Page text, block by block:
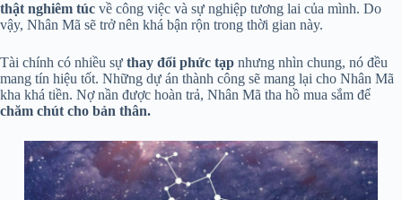
thật nghiêm túc về công việc và sự nghiệp tương lai của mình. Do
vậy, Nhân Mã sẽ trở nên khá bận rộn trong thời gian này.
Tài chính có nhiều sự thay đổi phức tạp nhưng nhìn chung, nó đều
mang tín hiệu tốt. Những dự án thành công sẽ mang lại cho Nhân Mã
kha khá tiền. Nợ nần được hoàn trả, Nhân Mã tha hồ mua sắm để
chăm chút cho bản thân.